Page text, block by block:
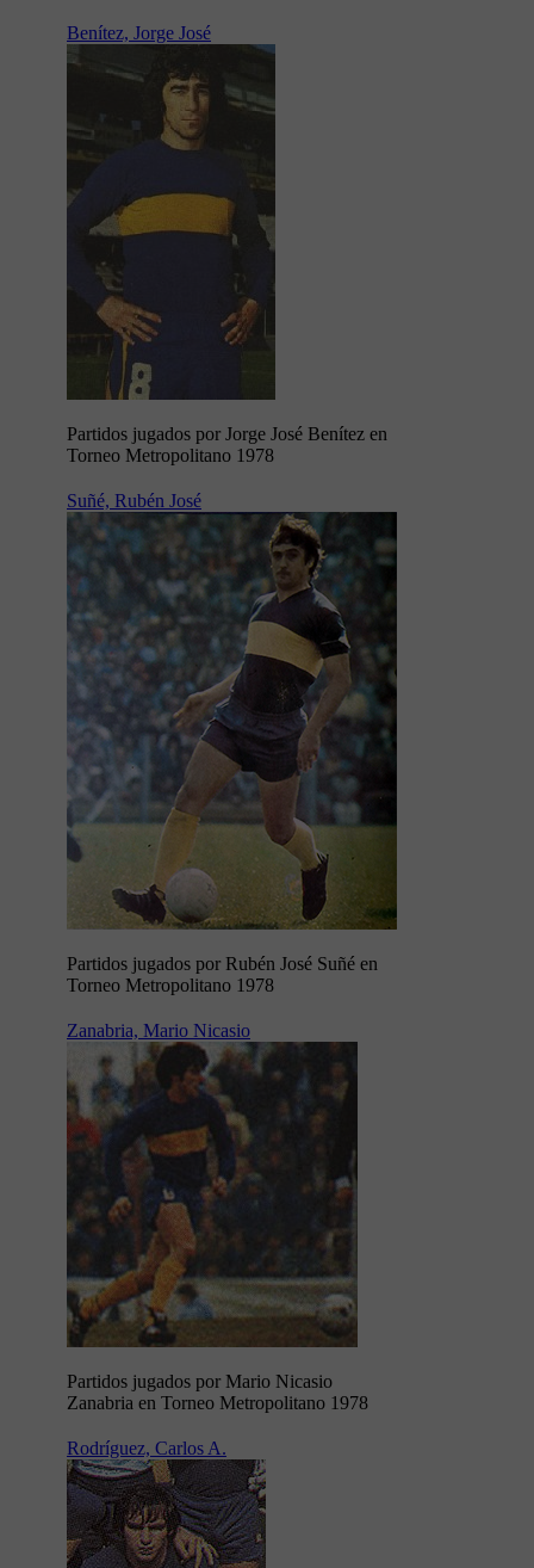
Benítez, Jorge José
Partidos jugados por Jorge José Benítez en
Torneo Metropolitano 1978
Suñé, Rubén José
Partidos jugados por Rubén José Suñé en
Torneo Metropolitano 1978
Zanabria, Mario Nicasio
Partidos jugados por Mario Nicasio
Zanabria en Torneo Metropolitano 1978
Rodríguez, Carlos A.